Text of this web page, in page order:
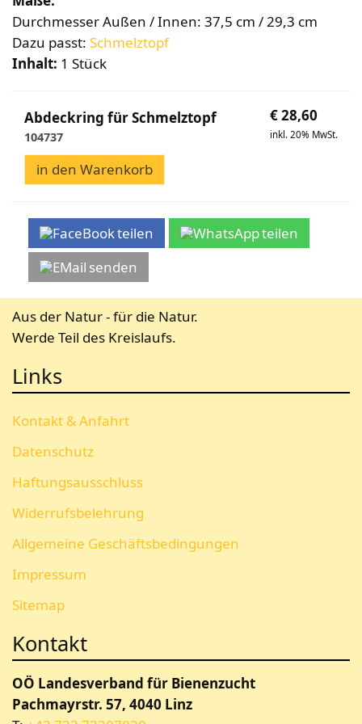
Wabenhonigwelt
Rähmchen & Zubehör
Diverses
Lagerung
Propolisernte
Pollenernte
Stockwaagen
Bienenluft
Fachliteratur
Bienengesundheit
Bienenweide
Honig & Bienenprodukte
Königinnenzucht
Mundhygiene
Geschenke/Diverses
Durchmesser Außen / Innen: 37,5 cm / 29,3 cm
Dazu passt: Schmelztopf
Inhalt: 1 Stück
Abdeckring für Schmelztopf
104737
€28,60
inkl. 20% MwSt.
in den Warenkorb
teilen
teilen
senden
Aus der Natur - für die Natur.
Werde Teil des Kreislaufs.
Links
Kontakt & Anfahrt
Datenschutz
Haftungsausschluss
Widerrufsbelehrung
Allgemeine Geschäftsbedingungen
Impressum
Sitemap
Kontakt
OÖ Landesverband für Bienenzucht
Pachmayrstr. 57, 4040 Linz